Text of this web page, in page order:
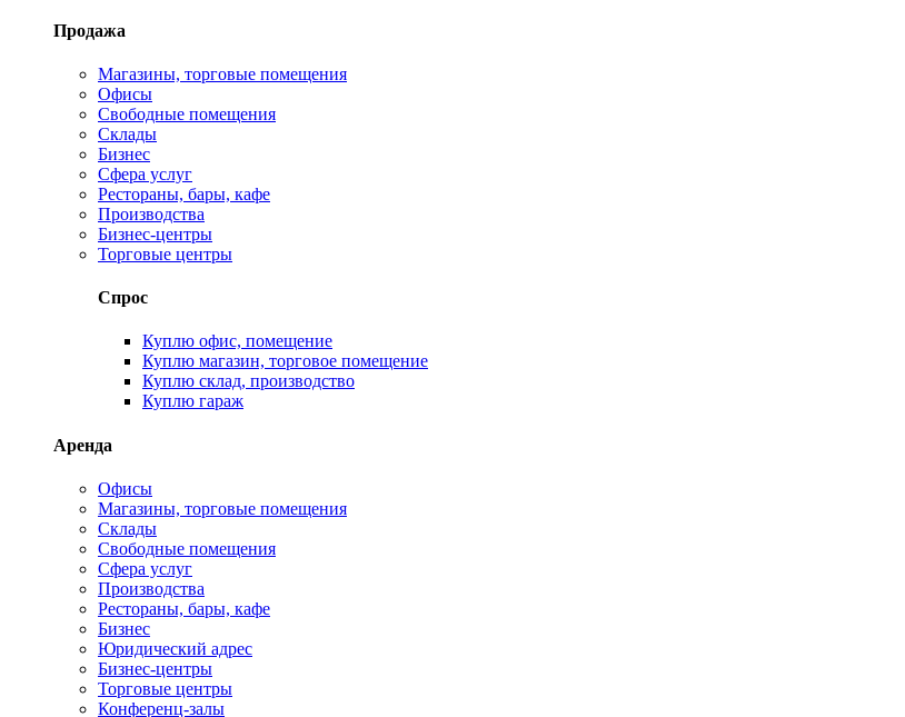
Продажа
Магазины, торговые помещения
Офисы
Свободные помещения
Склады
Бизнес
Сфера услуг
Рестораны, бары, кафе
Производства
Бизнес-центры
Торговые центры
Спрос
Куплю офис, помещение
Куплю магазин, торговое помещение
Куплю склад, производство
Куплю гараж
Аренда
Офисы
Магазины, торговые помещения
Склады
Свободные помещения
Сфера услуг
Производства
Рестораны, бары, кафе
Бизнес
Юридический адрес
Бизнес-центры
Торговые центры
Конференц-залы